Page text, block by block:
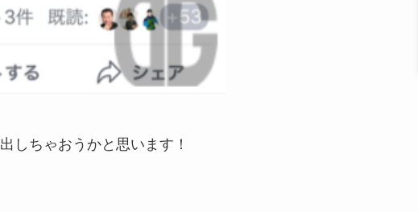
しちゃおうかと思います！